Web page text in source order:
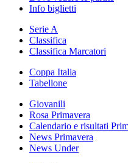
Info biglietti
Serie A
Classifica
Classifica Marcatori
Coppa Italia
Tabellone
Giovanili
Rosa Primavera
Calendario e risultati
News Primavera
News Under